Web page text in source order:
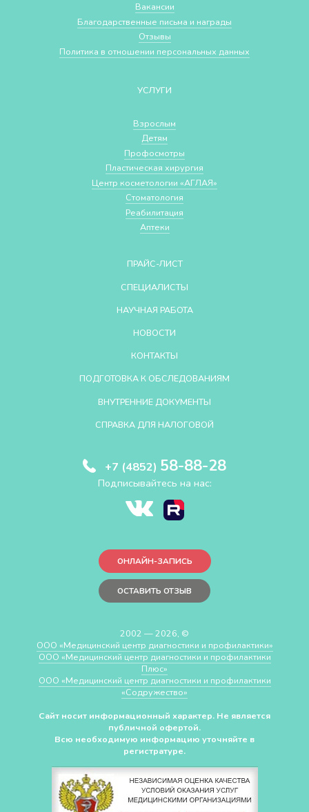
Вакансии
Благодарственные письма и награды
Отзывы
Политика в отношении персональных данных
УСЛУГИ
Взрослым
Детям
Профосмотры
Пластическая хирургия
Центр косметологии «АГЛАЯ»
Стоматология
Реабилитация
Аптеки
ПРАЙС-ЛИСТ
СПЕЦИАЛИСТЫ
НАУЧНАЯ РАБОТА
НОВОСТИ
КОНТАКТЫ
ПОДГОТОВКА К ОБСЛЕДОВАНИЯМ
ВНУТРЕННИЕ ДОКУМЕНТЫ
СПРАВКА ДЛЯ НАЛОГОВОЙ
+7 (4852) 58-88-28
Подписывайтесь на нас:
ОНЛАЙН-ЗАПИСЬ
ОСТАВИТЬ ОТЗЫВ
2002 — 2026, ©
ООО «Медицинский центр диагностики и профилактики»
ООО «Медицинский центр диагностики и профилактики
Плюс»
ООО «Медицинский центр диагностики и профилактики
«Cодружество»
Сайт носит информационный характер. Не является
публичной офертой.
Всю необходимую информацию уточняйте в
регистратуре.